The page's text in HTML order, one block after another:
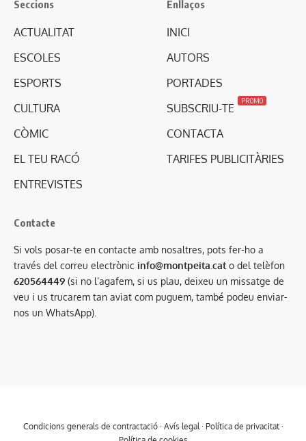
Seccions
ACTUALITAT
ESCOLES
ESPORTS
CULTURA
CÒMIC
EL TEU RACÓ
ENTREVISTES
Enllaços
INICI
AUTORS
PORTADES
SUBSCRIU-TE
PROMO
CONTACTA
TARIFES PUBLICITÀRIES
Contacte
Si vols posar-te en contacte amb nosaltres, pots fer-ho a
través del correu electrònic info@montpeita.cat o del telèfon
620564449 (si no l’agafem, si us plau, deixeu un missatge de
veu i us trucarem tan aviat com puguem, també podeu enviar-
nos un WhatsApp).
Condicions generals de contractació· Avís legal· Política de privacitat·